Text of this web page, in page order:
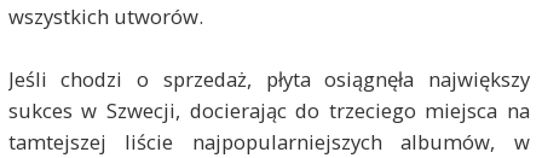
wszystkich utworów.
Jeśli chodzi o sprzedaż, płyta osiągnęła największy
sukces w Szwecji, docierając do trzeciego miejsca na
tamtejszej liście najpopularniejszych albumów, w